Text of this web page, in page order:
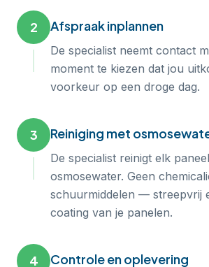
2 Afspraak inplannen
De specialist neemt contact
moment te kiezen dat jou
voorkeur op een droge dag.
3 Reiniging met
De specialist reinigt elk
osmosewater. Geen
schuurmiddelen — streepvrij
coating van je panelen.
4 Controle en oplevering